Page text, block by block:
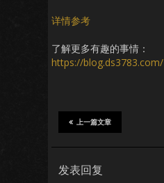
详情参考
了解更多有趣的事情：
https://blog.ds3783.com/
上一篇文章
发表回复